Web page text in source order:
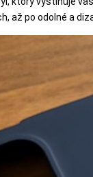
až po odolné a